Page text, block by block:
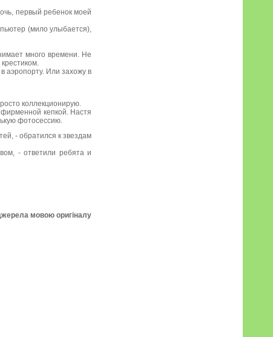
первый ребенок моей
(мило улыбается),
много времени. Не
аэропорту. Или захожу в
коллекционирую.
кепкой. Настя
фотосессию.
- обратился к звездам
- ответили ребята и
мовою оригіналу